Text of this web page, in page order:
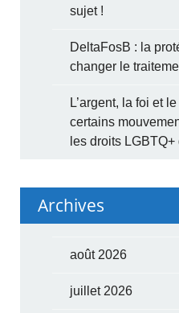
sujet !
DeltaFosB : la
changer le
L’argent, la foi et
certains
les droits
Archives
août 2026
juillet 2026